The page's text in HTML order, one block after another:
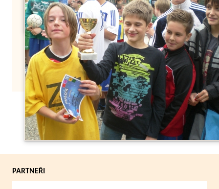
Zpět
PARTNEŘI